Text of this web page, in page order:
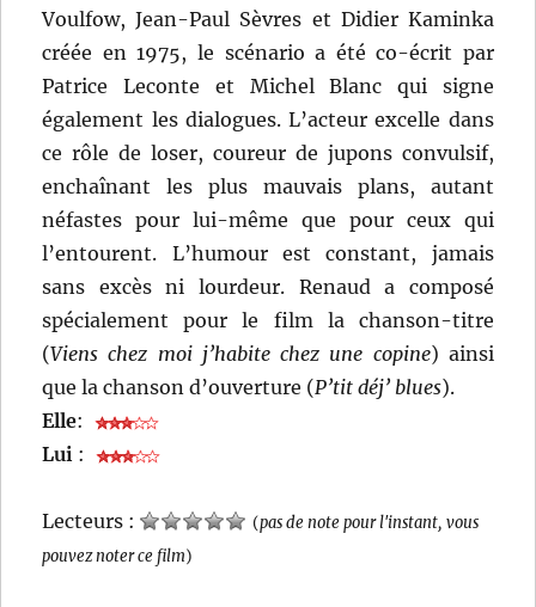
Voulfow, Jean-Paul Sèvres et Didier Kaminka
créée en 1975, le scénario a été co-écrit par
Patrice Leconte et Michel Blanc qui signe
également les dialogues. L’acteur excelle dans
ce rôle de loser, coureur de jupons convulsif,
enchaînant les plus mauvais plans, autant
néfastes pour lui-même que pour ceux qui
l’entourent. L’humour est constant, jamais
sans excès ni lourdeur. Renaud a composé
spécialement pour le film la chanson-titre
(Viens chez moi j’habite chez une copine) ainsi
que la chanson d’ouverture (P’tit déj’ blues).
Elle:
Lui :
Lecteurs : (pas de note pour l'instant, vous
pouvez noter ce film)